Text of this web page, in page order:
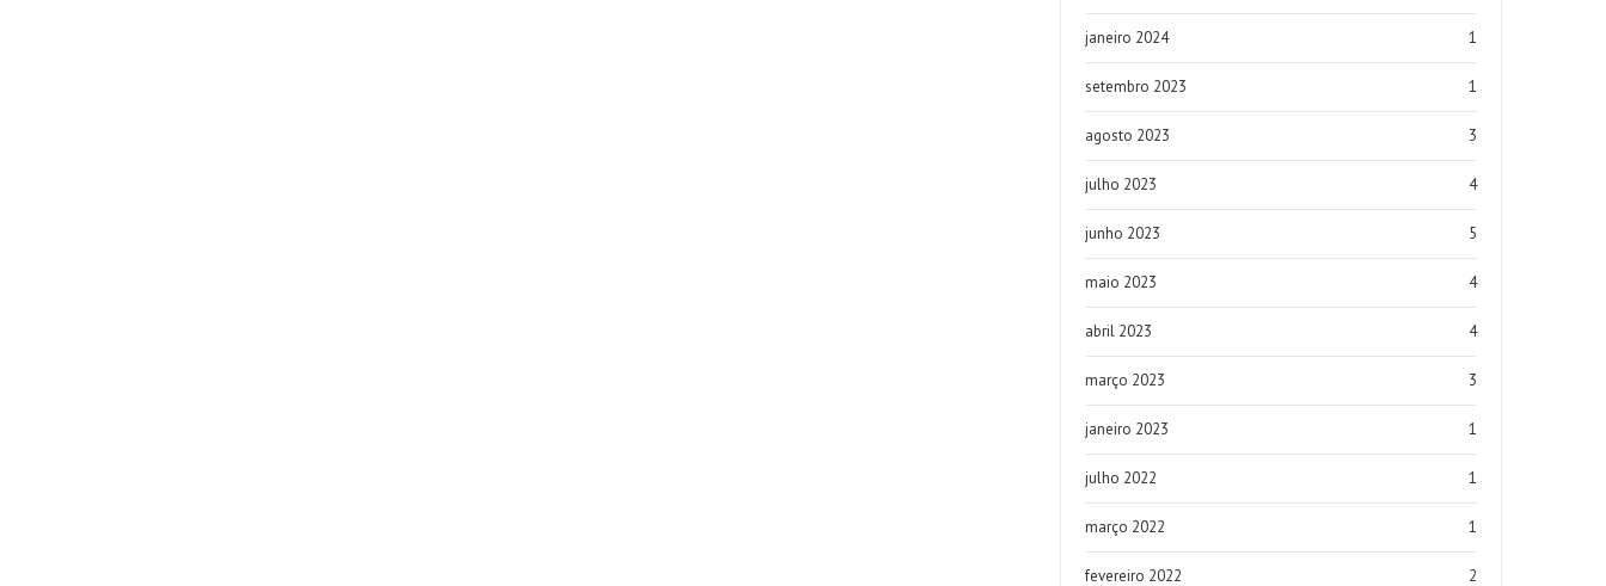
janeiro 2024 1
setembro 2023 1
agosto 2023 3
julho 2023 4
junho 2023 5
maio 2023 4
abril 2023 4
março 2023 3
janeiro 2023 1
julho 2022 1
março 2022 1
fevereiro 2022 2